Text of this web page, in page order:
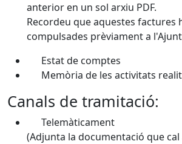
anterior en un sol arxiu PDF.
Recordeu que aquestes factures
compulsades prèviament a
Estat de comptes
Memòria de les activitats
Canals de tramitació:
Telemàticament
(Adjunta la documentació que